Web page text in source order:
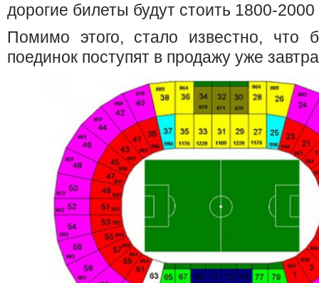
дорогие билеты будут стоить 1800-2000
Помимо этого, стало известно, что
поединок поступят в продажу уже